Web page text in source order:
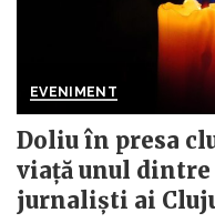
EVENIMENT
Doliu în presa
viață unul
jurnaliști ai